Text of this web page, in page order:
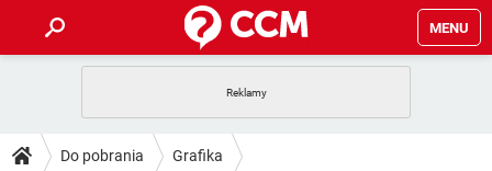
MENU
GRY
PORADY
Do pobrania Grafika